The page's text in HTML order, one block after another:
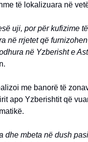
të lokalizuara në
uji, por për kufizime
në rrjetet që
në Yzberisht e
me banorë të
apo Yzberishtit që
dhe mbeta në dush